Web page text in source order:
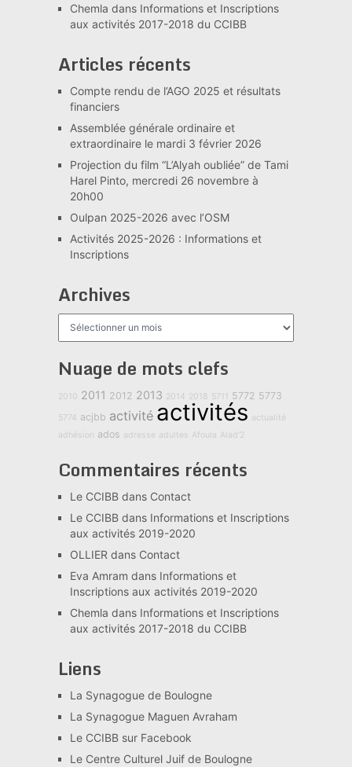
Chemla dans Informations et Inscriptions
aux activités 2017-2018 du CCIBB
Articles récents
Compte rendu de l’AGO 2025 et résultats
financiers
Assemblée générale ordinaire et
extraordinaire le mardi 3 février 2026
Projection du film “L’Alyah oubliée” de Tami
Harel Pinto, mercredi 26 novembre à
20h00
Oulpan 2025-2026 avec l’OSM
Activités 2025-2026 : Informations et
Inscriptions
Archives
Archives
Nuage de mots clefs
2010 2011 2012 2013 2014 2018 5711 5772 5773
5774 acjbb activité activités actualité
adhésion ados adresse adultes Afoula Alad'2
Commentaires récents
Le CCIBBdans Contact
Le CCIBBdans Informations et Inscriptions
aux activités 2019-2020
OLLIER dans Contact
Eva Amram dans Informations et
Inscriptions aux activités 2019-2020
Chemla dans Informations et Inscriptions
aux activités 2017-2018 du CCIBB
Liens
La Synagogue de Boulogne
La Synagogue Maguen Avraham
Le CCIBB sur Facebook
Le Centre Culturel Juif de Boulogne